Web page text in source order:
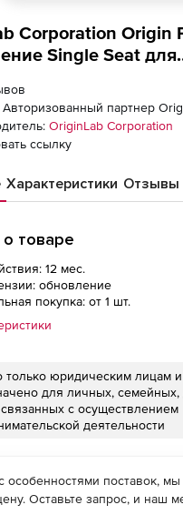
Corporation Origin
Single Seat для
One Year-2022/
Авторизованный партнер
OriginLab Corporation
ссылку
Характеристики Отзывы
товаре
12 мес.
обновление
покупка: от 1 шт.
только юридическим лицам
для личных,
с осуществлением
деятельности
особенностями поставок,
Оставьте запрос, и наш